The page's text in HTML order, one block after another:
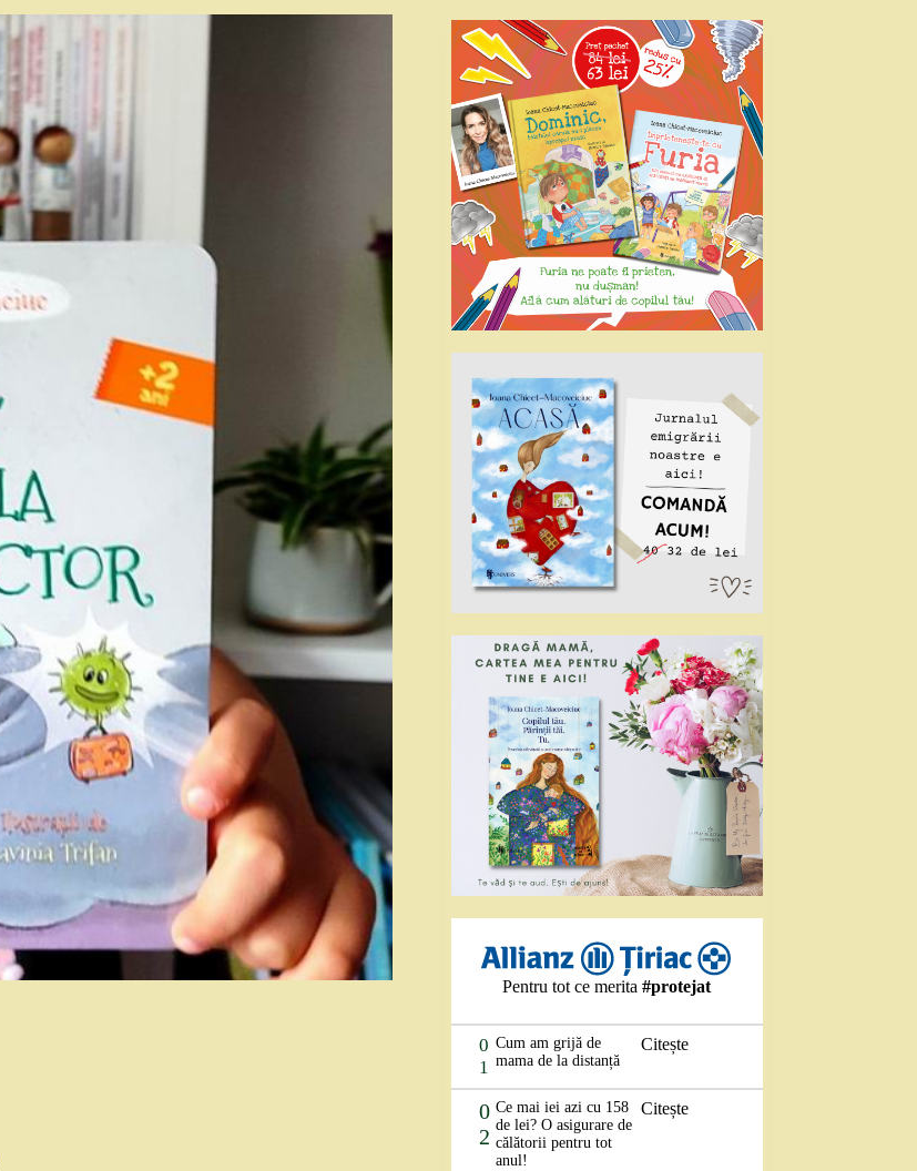
Pentru tot ce merita#protejat
0
1
Cum am grijă de
mama de la distanță
Citește
0
2
Ce mai iei azi cu 158
de lei? O asigurare de
călătorii pentru tot
anul!
Citește